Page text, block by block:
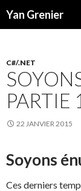
Yan Grenier
C#/.NET
PARTIE
22 JANVIER 2015
Soyons
Ces derniers